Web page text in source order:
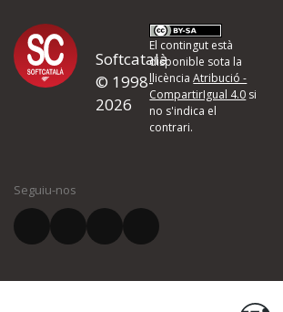
Proposeu-nos
d'errors
Si heu trobat un error o voleu proposar
quina és la millora que proposeu o l'error
El vostre correu electrònic *
Softcatalà
© 1998-
2026
El contingut està
disponible sota la
llicènciaAtribució -
CompartirIgual 4.0 si
no s'indica el
contrari.
Seguiu-nos